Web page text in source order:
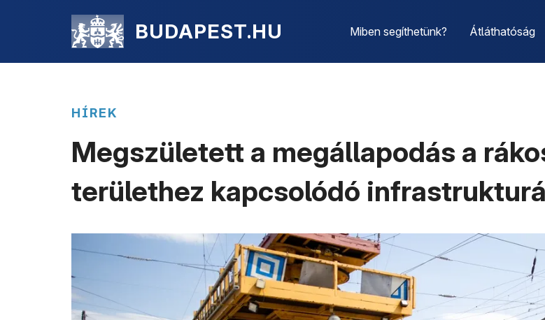
BUDAPEST.HU Miben segíthetünk? Átláthatóság
HÍREK
Megszületett a megállapodás a
területhez kapcsolódó